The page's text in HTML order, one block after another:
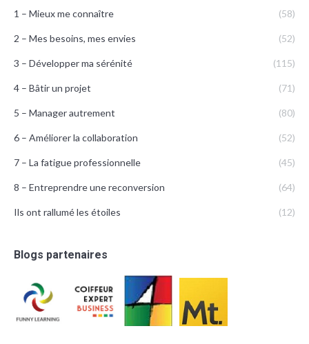
1 – Mieux me connaître (58)
2 – Mes besoins, mes envies (52)
3 – Développer ma sérénité (115)
4 – Bâtir un projet (71)
5 – Manager autrement (80)
6 – Améliorer la collaboration (52)
7 – La fatigue professionnelle (45)
8 – Entreprendre une reconversion (64)
Ils ont rallumé les étoiles (12)
Blogs partenaires